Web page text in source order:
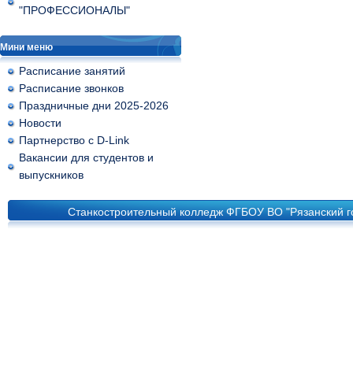
"ПРОФЕССИОНАЛЫ"
Мини меню
Расписание занятий
Расписание звонков
Праздничные дни 2025-2026
Новости
Партнерство с D-Link
Вакансии для студентов и
выпускников
Станкостроительный колледж ФГБОУ ВО "Рязанский